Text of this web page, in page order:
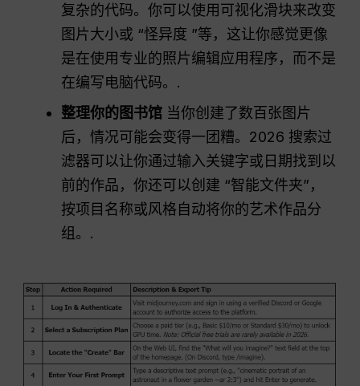
复杂的代码。你可以使用可视化滑块来改变
图片大小或 “怪异度 ”等，这让你感觉更像
是在使用专业的照片编辑应用程序，而不是
在编写电脑代码。.
整理你的图书馆 当你创建了数百张图片
后，情况可能会变得一团糟。2026 搜索过
滤器可以让你通过输入关键字或日期找到以
前的作品，你还可以创建 “智能文件夹”，
按项目名称或风格自动将你的艺术作品分
组。.